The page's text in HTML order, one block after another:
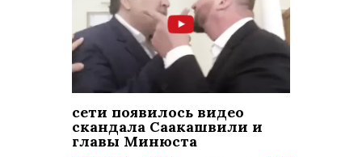
сети появилось видео
скандала Саакашвили и
главы Минюста